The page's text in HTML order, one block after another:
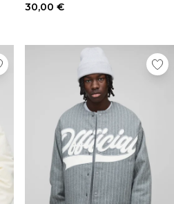
30,00 €